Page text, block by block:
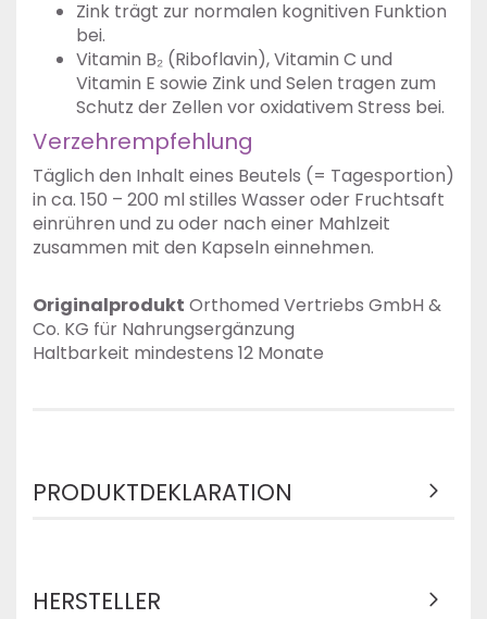
Zink trägt zur normalen kognitiven Funktion
bei.
Vitamin B₂ (Riboflavin), Vitamin C und
Vitamin E sowie Zink und Selen tragen zum
Schutz der Zellen vor oxidativem Stress bei.
Verzehrempfehlung
Täglich den Inhalt eines Beutels (= Tagesportion)
in ca. 150 – 200 ml stilles Wasser oder Fruchtsaft
einrühren und zu oder nach einer Mahlzeit
zusammen mit den Kapseln einnehmen.
Originalprodukt Orthomed Vertriebs GmbH &
Co. KG für Nahrungsergänzung
Haltbarkeit mindestens 12 Monate
PRODUKTDEKLARATION
HERSTELLER